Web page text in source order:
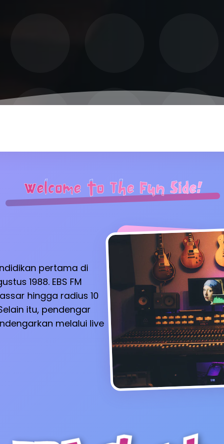
Welcome to The Fun Side!
pertama di
1988. EBS FM
hingga radius 10
itu, pendengar
melalui live